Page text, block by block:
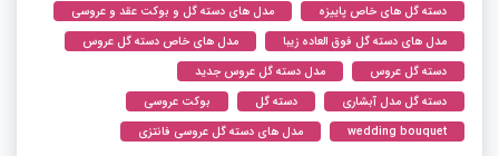
دسته گل های خاص پاییزه
مدل های دسته گل و بوکت عقد و عروسی
مدل های دسته گل فوق العاده زیبا
مدل های خاص دسته گل عروس
دسته گل عروس
مدل دسته گل عروس جدید
دسته گل مدل آبشاری
دسته گل
بوکت عروسی
wedding bouquet
مدل های دسته گل عروسی فانتزی